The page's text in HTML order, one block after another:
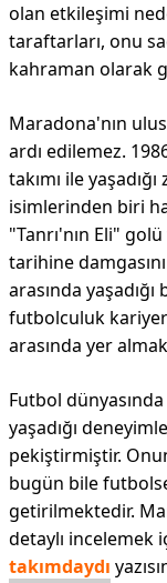
olan etkileşimi
taraftarları, onu
kahraman olarak
Maradona'nın
ardı edilemez.
takımı ile
isimlerinden biri
"Tanrı'nın Eli"
tarihine
arasında
futbolculuk
arasında yer
Futbol
yaşadığı
pekiştirmiştir.
bugün bile
getirilmektedir.
detaylı incelemek
takımdaydı